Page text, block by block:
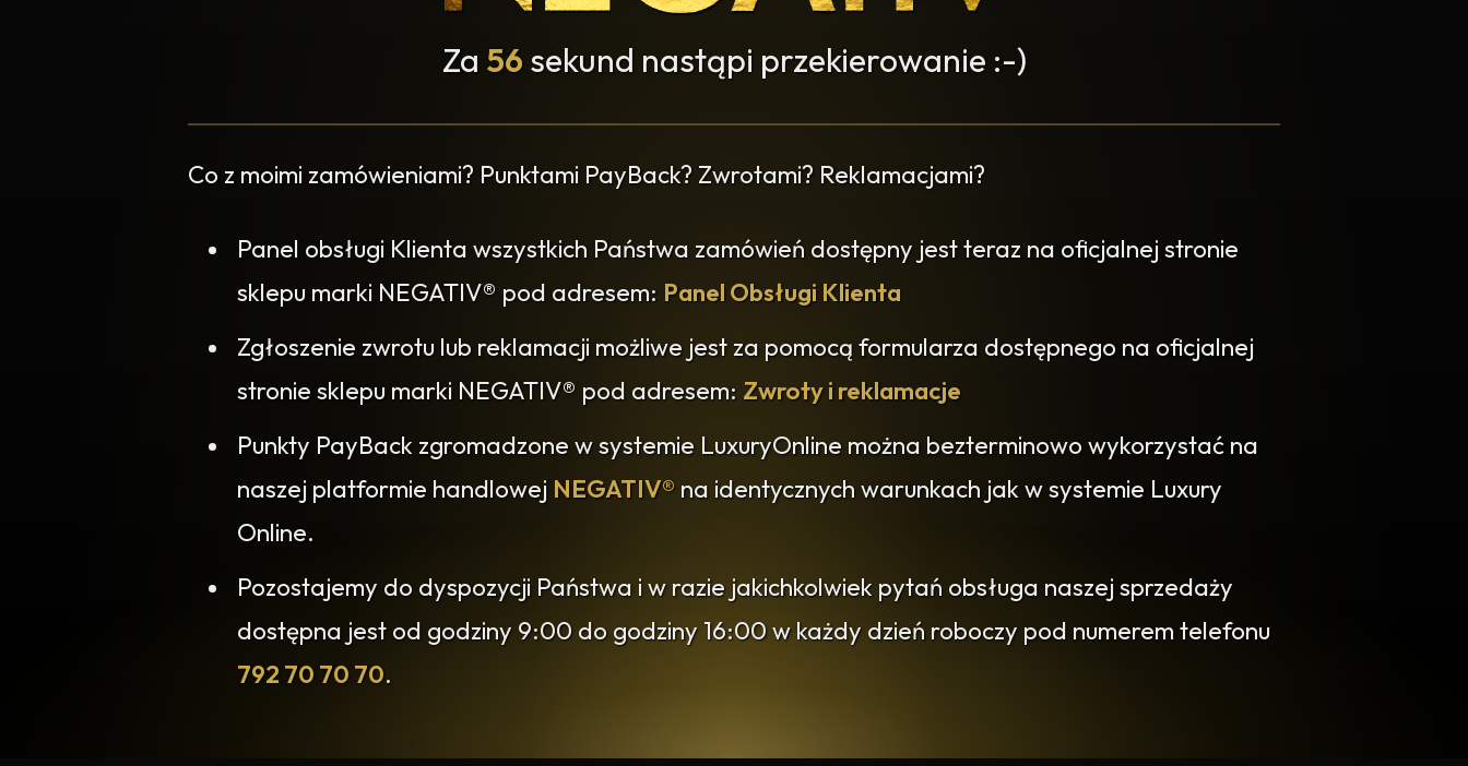
Za 55 sekund nastąpi przekierowanie :-)
Co z moimi zamówieniami? Punktami PayBack? Zwrotami? Reklamacjami?
Panel obsługi Klienta wszystkich Państwa zamówień dostępny jest teraz na oficjalnej stronie
sklepu marki NEGATIV® pod adresem: Panel Obsługi Klienta
Zgłoszenie zwrotu lub reklamacji możliwe jest za pomocą formularza dostępnego na oficjalnej
stronie sklepu marki NEGATIV® pod adresem: Zwroty i reklamacje
Punkty PayBack zgromadzone w systemie LuxuryOnline można bezterminowo wykorzystać na
naszej platformie handlowej NEGATIV® na identycznych warunkach jak w systemie Luxury
Online.
Pozostajemy do dyspozycji Państwa i w razie jakichkolwiek pytań obsługa naszej sprzedaży
dostępna jest od godziny 9:00 do godziny 16:00 w każdy dzień roboczy pod numerem telefonu
792 70 70 70.